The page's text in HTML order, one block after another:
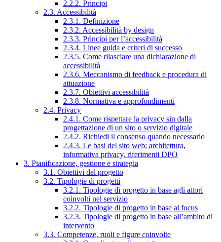
2.2.2. Principi
2.3. Accessibilità
2.3.1. Definizione
2.3.2. Accessibilità by design
2.3.3. Principi per l’accessibilità
2.3.4. Linee guida e criteri di successo
2.3.5. Come rilasciare una dichiarazione di
accessibilità
2.3.6. Meccanismo di feedback e procedura di
attuazione
2.3.7. Obiettivi accessibilità
2.3.8. Normativa e approfondimenti
2.4. Privacy
2.4.1. Come rispettare la privacy sin dalla
progettazione di un sito o servizio digitale
2.4.2. Richiedi il consenso quando necessario
2.4.3. Le basi del sito web: architettura,
informativa privacy, riferimenti DPO
3. Pianificazione, gestione e strategia
3.1. Obiettivi del progetto
3.2. Tipologie di progetti
3.2.1. Tipologie di progetto in base agli attori
coinvolti nel servizio
3.2.2. Tipologie di progetto in base al focus
3.2.3. Tipologie di progetto in base all’ambito di
intervento
3.3. Competenze, ruoli e figure coinvolte